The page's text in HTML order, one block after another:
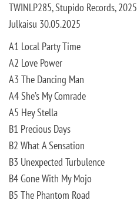
TWINLP285, Stupido Records, 2025
Julkaisu 30.05.2025
A1 Local Party Time
A2 Love Power
A3 The Dancing Man
A4 She’s My Comrade
A5 Hey Stella
B1 Precious Days
B2 What A Sensation
B3 Unexpected Turbulence
B4 Gone With My Mojo
B5 The Phantom Road